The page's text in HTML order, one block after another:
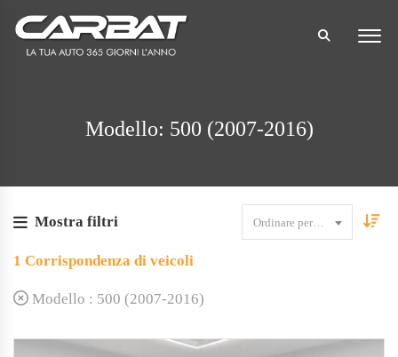
Modello: 500 (2007-2016)
Mostra filtri Ordinare per data
1 Corrispondenza di veicoli
Modello : 500 (2007-2016)